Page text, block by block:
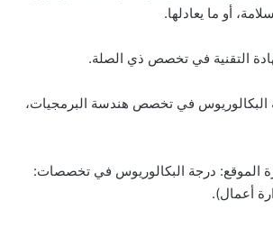
أو ما يعادلها.
التقنية في تخصص ذي الصلة.
البكالوريوس في تخصص هندسة البرمجيات،
الموقع: درجة البكالوريوس في تخصصات:
أعمال).